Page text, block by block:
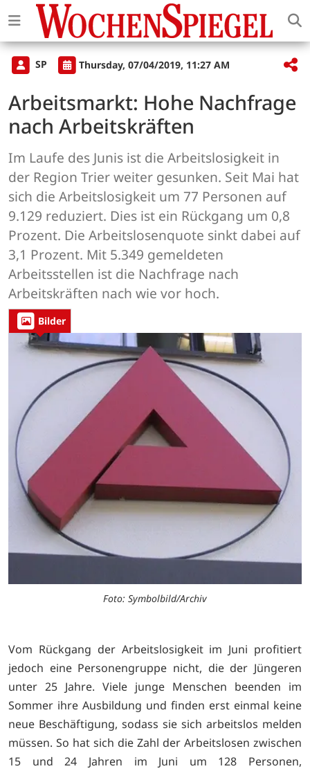
SP Thursday, 07/04/2019, 11:27 AM
Arbeitsmarkt: Hohe Nachfrage
nach Arbeitskräften
Im Laufe des Junis ist die Arbeitslosigkeit in
der Region Trier weiter gesunken. Seit Mai hat
sich die Arbeitslosigkeit um 77 Personen auf
9.129 reduziert. Dies ist ein Rückgang um 0,8
Prozent. Die Arbeitslosenquote sinkt dabei auf
3,1 Prozent. Mit 5.349 gemeldeten
Arbeitsstellen ist die Nachfrage nach
Arbeitskräften nach wie vor hoch.
Bilder
Foto: Symbolbild/Archiv
Vom Rückgang der Arbeitslosigkeit im Juni profitiert
jedoch eine Personengruppe nicht, die der Jüngeren
unter 25 Jahre. Viele junge Menschen beenden im
Sommer ihre Ausbildung und finden erst einmal keine
neue Beschäftigung, sodass sie sich arbeitslos melden
müssen. So hat sich die Zahl der Arbeitslosen zwischen
15 und 24 Jahren im Juni um 128 Personen,